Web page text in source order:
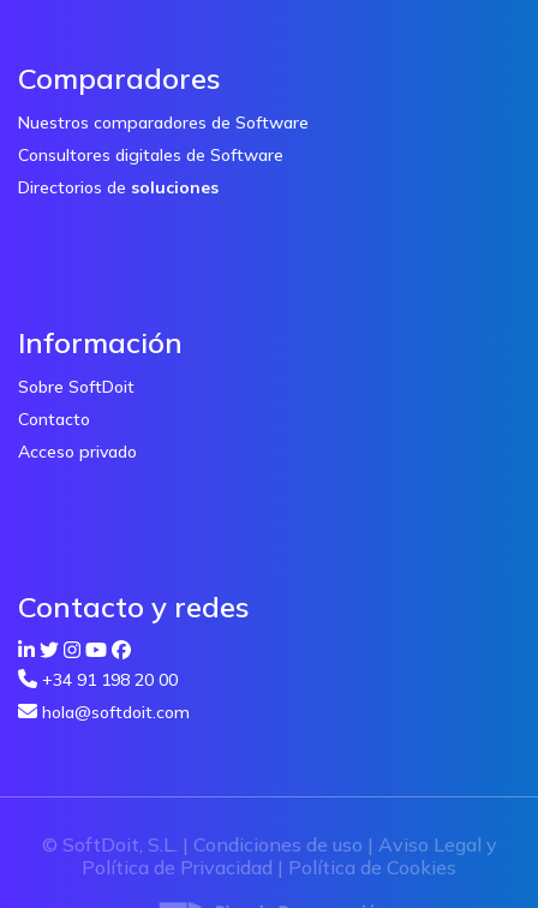
Comparadores
Nuestros comparadores de Software
Consultores digitales de Software
Directorios de soluciones
Información
Sobre SoftDoit
Contacto
Acceso privado
Contacto y redes
+34 91 198 20 00
hola@softdoit.com
© SoftDoit, S.L. | Condiciones de uso | Aviso Legal y
Política de Privacidad | Política de Cookies